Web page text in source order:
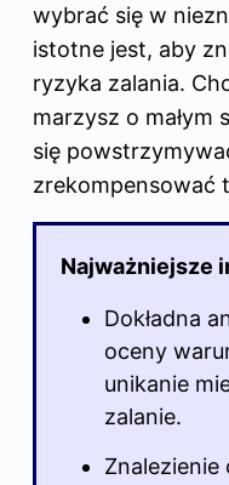
wybrać się w
istotne jest, aby
ryzyka zalania.
marzysz o małym
się
zrekompensować
Najważniejsze
Dokładna
oceny
unikanie
zalanie.